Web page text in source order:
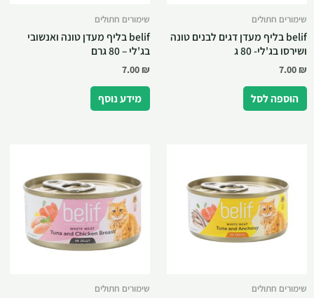
שימורים חתולים
belif בליף מעדן דגים לבנים טונה
ושירסו בג'לי- 80 ג
7.00₪
הוספה לסל
שימורים חתולים
belif בליף מעדן טונה ואנשובי
בג'לי – 80 גרם
7.00₪
מידע נוסף
שימורים חתולים שימורים חתולים